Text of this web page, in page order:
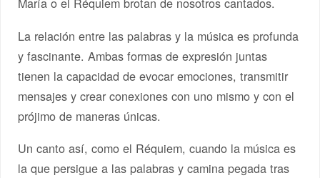
La relación entre las palabras y la música es profunda
y fascinante. Ambas formas de expresión juntas
tienen la capacidad de evocar emociones, transmitir
mensajes y crear conexiones con uno mismo y con el
prójimo de maneras únicas.
Un canto así, como el Réquiem, cuando la música es
la que persigue a las palabras y camina pegada tras